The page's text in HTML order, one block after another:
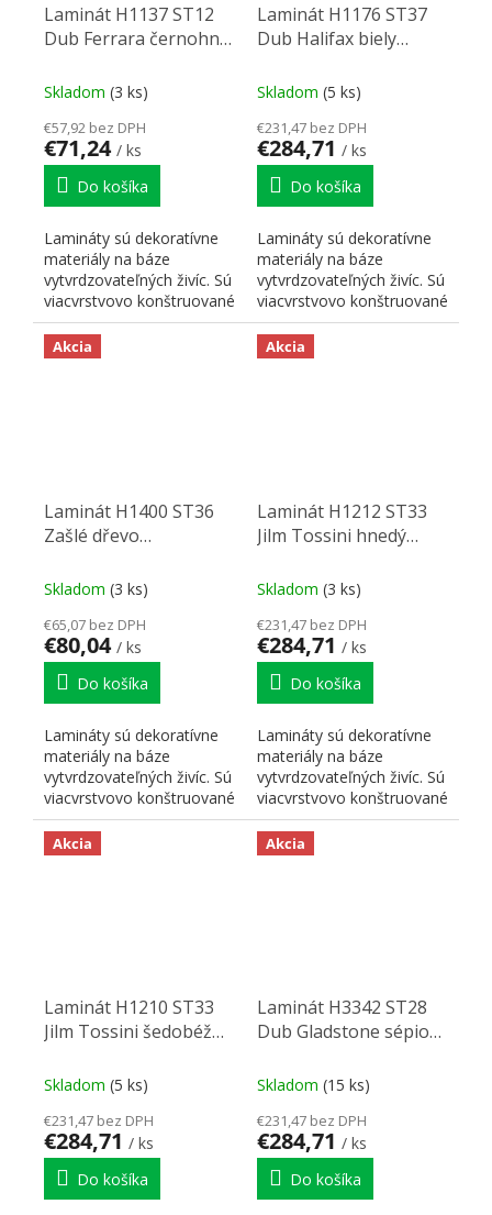
Laminát H1137 ST12
Dub Ferrara černohně
Skladom (3 ks)
€57,92 bez DPH
€71,24 / ks
Do košíka
Lamináty sú dekoratívne
materiály na báze
vytvrdzovateľných živíc. Sú
viacvrstvovo konštruované
a skladajú sa z...
Laminát H1176 ST37
Dub Halifax biely
Skladom (5 ks)
€231,47 bez DPH
€284,71 / ks
Do košíka
Lamináty sú dekoratívne
materiály na báze
vytvrdzovateľných živíc. Sú
viacvrstvovo konštruované
a skladajú sa z...
Akcia
Laminát H1400 ST36
Zašlé dřevo
Skladom (3 ks)
€65,07 bez DPH
€80,04 / ks
Do košíka
Lamináty sú dekoratívne
materiály na báze
vytvrdzovateľných živíc. Sú
viacvrstvovo konštruované
a skladajú sa z...
Akcia
Laminát H1212 ST33
Jilm Tossini hnedý
Skladom (3 ks)
€231,47 bez DPH
€284,71 / ks
Do košíka
Lamináty sú dekoratívne
materiály na báze
vytvrdzovateľných živíc. Sú
viacvrstvovo konštruované
a skladajú sa z...
Akcia
Laminát H1210 ST33
Jilm Tossini šedobéž
Skladom (5 ks)
€231,47 bez DPH
€284,71 / ks
Do košíka
Akcia
Laminát H3342 ST28
Dub Gladstone sépiov
Skladom (15 ks)
€231,47 bez DPH
€284,71 / ks
Do košíka